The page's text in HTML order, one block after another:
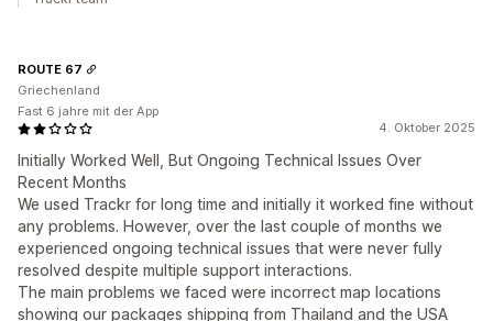
4. Oktober 2025
Initially Worked Well, But Ongoing Technical Issues Over
Recent Months
We used Trackr for long time and initially it worked fine without
any problems. However, over the last couple of months we
experienced ongoing technical issues that were never fully
resolved despite multiple support interactions.
The main problems we faced were incorrect map locations
showing our packages shipping from Thailand and the USA
ROUTE 67
Griechenland
Fast 6 jahre mit der App